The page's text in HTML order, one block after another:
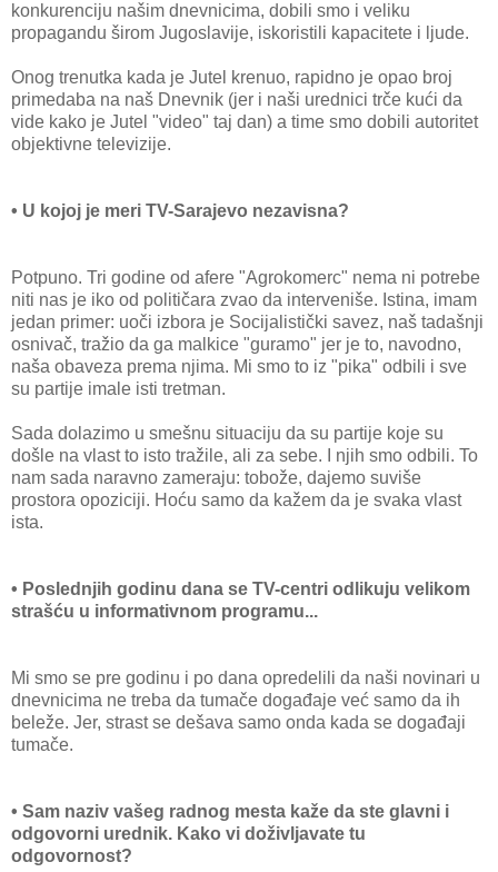
konkurenciju našim dnevnicima, dobili smo i veliku
propagandu širom Jugoslavije, iskoristili kapacitete i ljude.
Onog trenutka kada je Jutel krenuo, rapidno je opao broj
primedaba na naš Dnevnik (jer i naši urednici trče kući da
vide kako je Jutel "video" taj dan) a time smo dobili autoritet
objektivne televizije.
• U kojoj je meri TV-Sarajevo nezavisna?
Potpuno. Tri godine od afere "Agrokomerc" nema ni potrebe
niti nas je iko od političara zvao da interveniše. Istina, imam
jedan primer: uoči izbora je Socijalistički savez, naš tadašnji
osnivač, tražio da ga malkice "guramo" jer je to, navodno,
naša obaveza prema njima. Mi smo to iz "pika" odbili i sve
su partije imale isti tretman.
Sada dolazimo u smešnu situaciju da su partije koje su
došle na vlast to isto tražile, ali za sebe. I njih smo odbili. To
nam sada naravno zameraju: tobože, dajemo suviše
prostora opoziciji. Hoću samo da kažem da je svaka vlast
ista.
• Poslednjih godinu dana se TV-centri odlikuju velikom
strašću u informativnom programu...
Mi smo se pre godinu i po dana opredelili da naši novinari u
dnevnicima ne treba da tumače događaje već samo da ih
beleže. Jer, strast se dešava samo onda kada se događaji
tumače.
• Sam naziv vašeg radnog mesta kaže da ste glavni i
odgovorni urednik. Kako vi doživljavate tu
odgovornost?